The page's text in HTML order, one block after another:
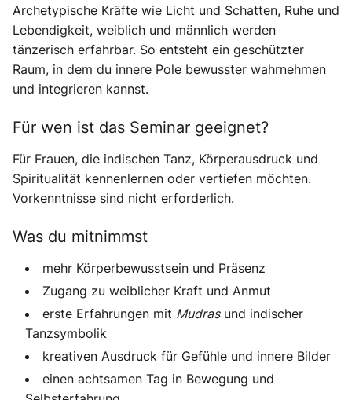
Archetypische Kräfte wie Licht und Schatten, Ruhe und
Lebendigkeit, weiblich und männlich werden
tänzerisch erfahrbar. So entsteht ein geschützter
Raum, in dem du innere Pole bewusster wahrnehmen
und integrieren kannst.
Für wen ist das Seminar geeignet?
Für Frauen, die indischen Tanz, Körperausdruck und
Spiritualität kennenlernen oder vertiefen möchten.
Vorkenntnisse sind nicht erforderlich.
Was du mitnimmst
mehr Körperbewusstsein und Präsenz
Zugang zu weiblicher Kraft und Anmut
erste Erfahrungen mit Mudrasund indischer
Tanzsymbolik
kreativen Ausdruck für Gefühle und innere Bilder
einen achtsamen Tag in Bewegung und